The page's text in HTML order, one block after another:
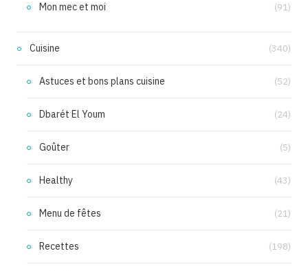
Mon mec et moi (91)
Cuisine (340)
Astuces et bons plans cuisine (52)
Dbarét El Youm (24)
Goûter (5)
Healthy (43)
Menu de fêtes (21)
Recettes (198)